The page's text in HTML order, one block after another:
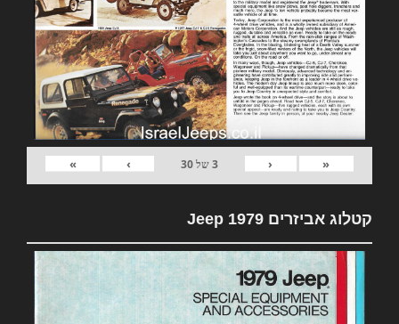
«
‹
3של30
›
»
קטלוג אביזרים 1979 Jeep